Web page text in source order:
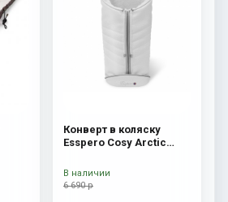
Конверт в коляску
Esspero Cosy Arctic
6 690 р
В наличии